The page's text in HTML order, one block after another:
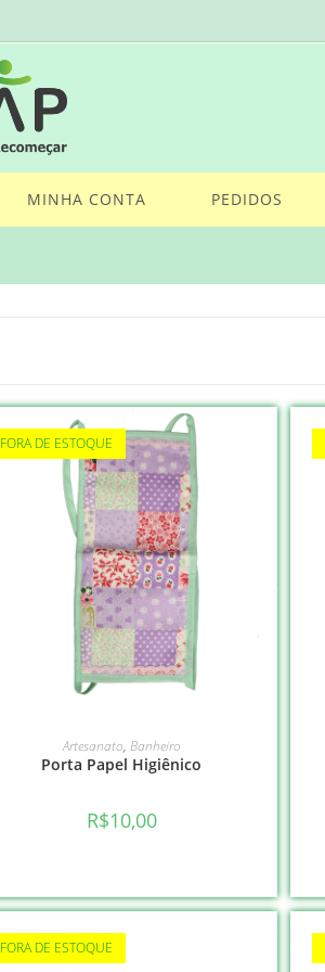
MINHA CONTA PEDIDOS
FORA DE ESTOQUE
VER OPÇÕES
Artesanato, Banheiro
Porta Papel Higiênico
R$10,00
FORA DE ESTOQUE